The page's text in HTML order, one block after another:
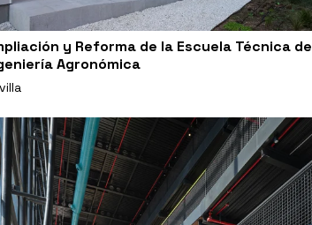
y Reforma de la Escuela Técnica de
Agronómica